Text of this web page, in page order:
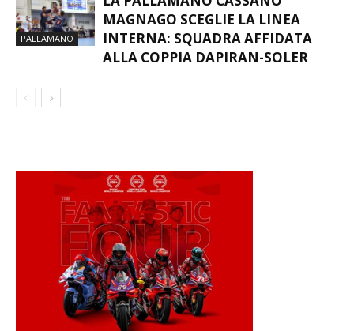
PALLAMANO
MAGNAGO SCEGLIE LA LINEA
INTERNA: SQUADRA AFFIDATA
ALLA COPPIA DAPIRAN-SOLER